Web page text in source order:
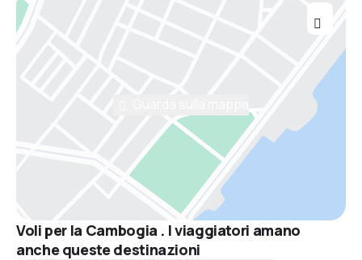
Voli per la Cambogia . I viaggiatori amano
anche queste destinazioni